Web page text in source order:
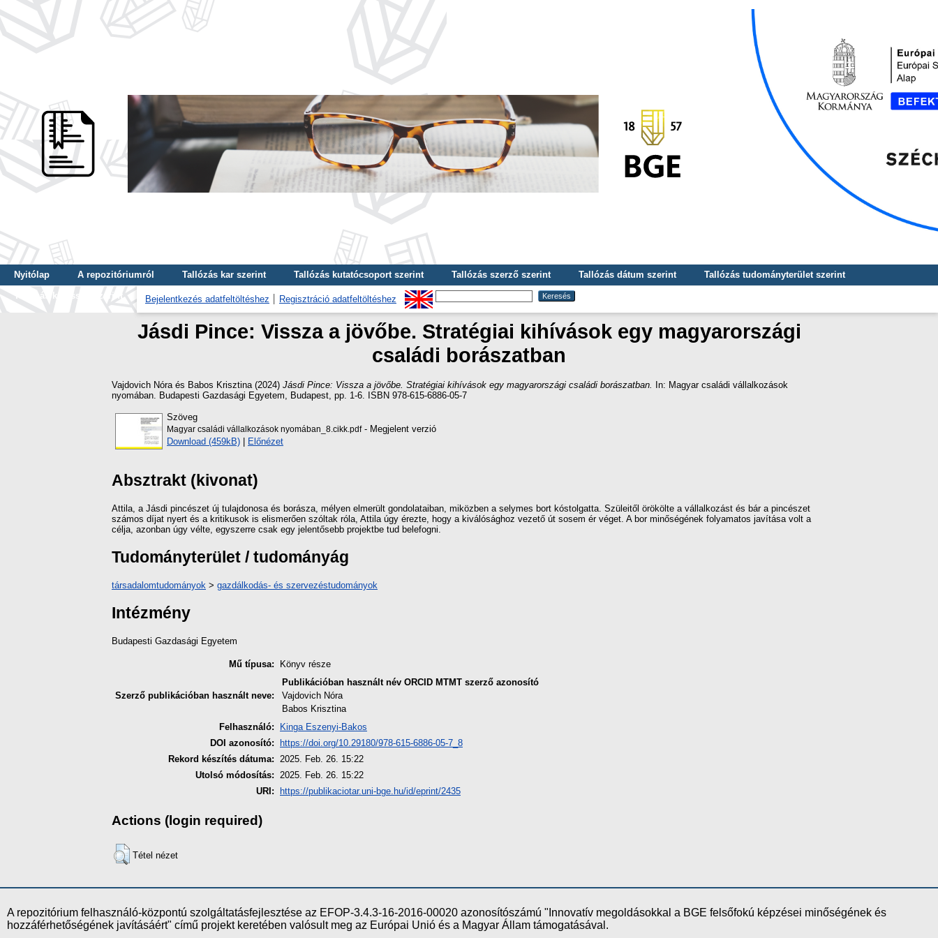
Nyitólap A repozitóriumról Tallózás kar szerint Tallózás kutatócsoport szerint Tallózás szerző szerint Tallózás dátum szerint
Tallózás tudományterület szerint
Tallózás kulcsszó szerint
Bejelentkezés adatfeltöltéshez Regisztráció adatfeltöltéshez
Jásdi Pince: Vissza a jövőbe. Stratégiai kihívások egy magyarországi
családi borászatban
Vajdovich Nóra és Babos Krisztina (2024) Jásdi Pince: Vissza a jövőbe. Stratégiai kihívások egy magyarországi családi borászatban.
In: Magyar családi vállalkozások
nyomában. Budapesti Gazdasági Egyetem, Budapest, pp. 1-6. ISBN 978-615-6886-05-7
Szöveg
Magyar családi vállalkozások nyomában_8.cikk.pdf- Megjelent verzió
Download (459kB) | Előnézet
Absztrakt (kivonat)
Attila, a Jásdi pincészet új tulajdonosa és borásza, mélyen elmerült gondolataiban, miközben a selymes bort kóstolgatta. Szüleitől örökölte a vállalkozást és bár a pincészet
számos díjat nyert és a kritikusok is elismerően szóltak róla, Attila úgy érezte, hogy a kiválósághoz vezető út sosem ér véget. A bor minőségének folyamatos javítása volt a
célja, azonban úgy vélte, egyszerre csak egy jelentősebb projektbe tud belefogni.
Tudományterület / tudományág
társadalomtudományok > gazdálkodás- és szervezéstudományok
Intézmény
Budapesti Gazdasági Egyetem
Mű típusa: Könyv része
Szerző publikációban használt neve:
Publikációban használt név ORCID MTMT szerző azonosító
Vajdovich Nóra
Babos Krisztina
Felhasználó:
Kinga Eszenyi-Bakos
DOI azonosító:
https://doi.org/10.29180/978-615-6886-05-7_8
Rekord készítés dátuma: 2025. Feb. 26. 15:22
Utolsó módosítás: 2025. Feb. 26. 15:22
URI:
https://publikaciotar.uni-bge.hu/id/eprint/2435
Actions (login required)
Tétel nézet
A repozitórium felhasználó-központú szolgáltatásfejlesztése az EFOP-3.4.3-16-2016-00020 azonosítószámú "Innovatív megoldásokkal a BGE felsőfokú képzései minőségének és
hozzáférhetőségének javításáért" című projekt keretében valósult meg az Európai Unió és a Magyar Állam támogatásával.